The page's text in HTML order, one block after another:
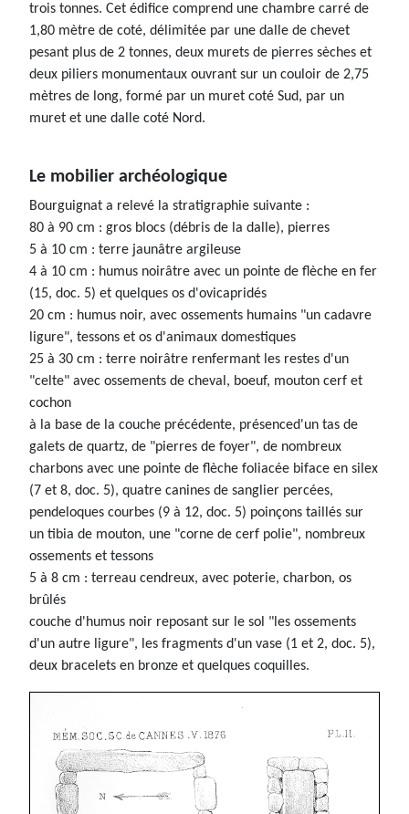
trois tonnes. Cet édifice comprend une chambre carré de
1,80 mètre de coté, délimitée par une dalle de chevet
pesant plus de 2 tonnes, deux murets de pierres sèches et
deux piliers monumentaux ouvrant sur un couloir de 2,75
mètres de long, formé par un muret coté Sud, par un
muret et une dalle coté Nord.
Le mobilier archéologique
Bourguignat a relevé la stratigraphie suivante :
80 à 90 cm : gros blocs (débris de la dalle), pierres
5 à 10 cm : terre jaunâtre argileuse
4 à 10 cm : humus noirâtre avec un pointe de flèche en fer
(15, doc. 5) et quelques os d'ovicapridés
20 cm : humus noir, avec ossements humains "un cadavre
ligure", tessons et os d'animaux domestiques
25 à 30 cm : terre noirâtre renfermant les restes d'un
"celte" avec ossements de cheval, boeuf, mouton cerf et
cochon
à la base de la couche précédente, présenced'un tas de
galets de quartz, de "pierres de foyer", de nombreux
charbons avec une pointe de flèche foliacée biface en silex
(7 et 8, doc. 5), quatre canines de sanglier percées,
pendeloques courbes (9 à 12, doc. 5) poinçons taillés sur
un tibia de mouton, une "corne de cerf polie", nombreux
ossements et tessons
5 à 8 cm : terreau cendreux, avec poterie, charbon, os
brûlés
couche d'humus noir reposant sur le sol "les ossements
d'un autre ligure", les fragments d'un vase (1 et 2, doc. 5),
deux bracelets en bronze et quelques coquilles.